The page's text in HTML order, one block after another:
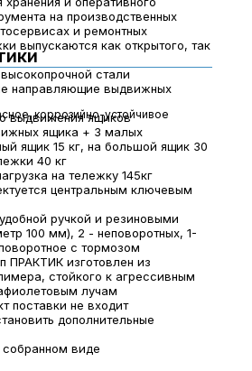
на производственных
и ремонтных
выпускаются как открытого, так
стали
направляющие выдвижных
выдвижения ящиков
ящика + 3 малых
ящик 15 кг, на большой ящик 30
40 кг
на тележку 145кг
центральным ключевым
ручкой и резиновыми
100 мм), 2 - неповоротных, 1-
с тормозом
ПРАКТИК изготовлен из
стойкого к агрессивным
лучам
поставки не входит
дополнительные
виде
коррозийно-устойчивое